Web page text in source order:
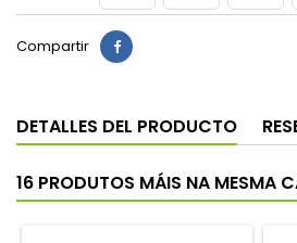
Compartir
DETALLES DEL PRODUCTO
16 PRODUTOS MÁIS NA MESMA